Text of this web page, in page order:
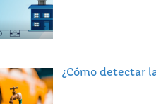
¿Cómo detectar